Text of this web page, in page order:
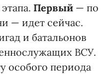
Первый — по
— идет сейчас.
и батальонов
ВСУ.
особого периода